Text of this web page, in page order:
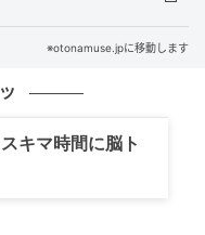
※otonamuse.jpに移動します
キマ時間に脳ト